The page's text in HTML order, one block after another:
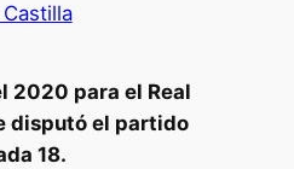
Castilla
2020 para el Real
disputó el partido
18.